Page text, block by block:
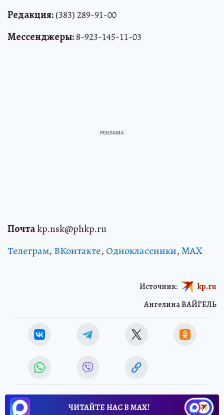
Редакция:(383) 289-91-00
Мессенджеры:8-923-145-11-03
Почтаkp.nsk@phkp.ru
Телеграм, ВКонтакте, Одноклассники,MAX
Ангелина ВАЙГЕЛЬ
Источник: kp.ru
ЧИТАЙТЕ НАС В МАХ!